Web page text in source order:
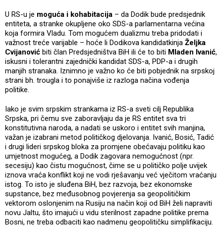
U RS-u je moguća i kohabitacija – da Dodik bude predsjednik
entiteta, a stranke okupljene oko SDS-a parlamentarna većina
koja formira Vladu. Tom mogućem dualizmu treba pridodati i
važnost treće varijable – hoće li Dodikova kandidatkinja Željka
Cvijanović biti član Predsjedništva BiH ili će to biti Mladen Ivanić,
iskusni i tolerantni zajednički kandidat SDS-a, PDP-a i drugih
manjih stranaka. Iznimno je važno ko će biti pobjednik na srpskoj
strani bh. trougla i to ponajviše iz razloga načina vođenja
politike.
Iako je svim srpskim strankama iz RS-a sveti cilj Republika
Srpska, pri čemu sve zaboravljaju da je RS entitet sva tri
konstitutivna naroda, a nadati se uskoro i entitet svih manjina,
važan je izabrani metod političkog djelovanja. Ivanić, Bosić, Tadić
i drugi lideri srpskog bloka za promjene obećavaju politiku kao
umjetnost mogućeg, a Dodik zagovara nemogućnost (npr.
secesiju) kao čistu mogućnost, čime se u političko polje uvijek
iznova vraća konflikt koji ne vodi rješavanju već vječitom vraćanju
istog. To isto je sluđena BiH, bez razvoja, bez ekonomske
supstance, bez međusobnog povjerenja sa geopolitičkim
vektorom oslonjenim na Rusiju na način koji od BiH želi napraviti
novu Jaltu, što imajući u vidu sterilnost zapadne politike prema
Bosni, ne treba odbaciti kao nadmenu geopolitičku simplifikaciju.